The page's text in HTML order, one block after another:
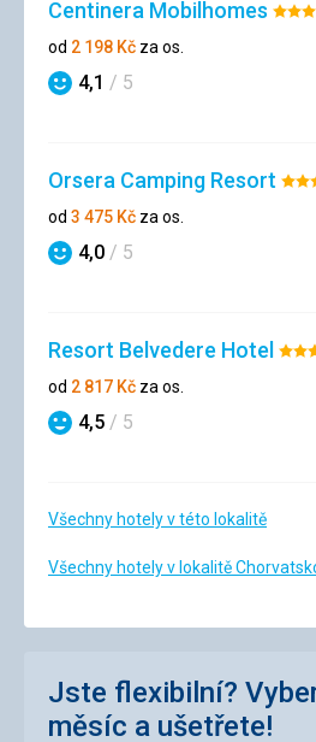
Centinera Mobilhomes
od 2 198 Kč za os.
Hodnocení
4,1 / 5
Orsera Camping Resort
od 3 475 Kč za os.
Hodnocení
4,0 / 5
Resort Belvedere Hotel
od 2 817 Kč za os.
Hodnocení
4,5 / 5
Všechny hotely v této lokalitě
Všechny hotely v lokalitě
Jste flexibilní?
měsíc a ušetřete!